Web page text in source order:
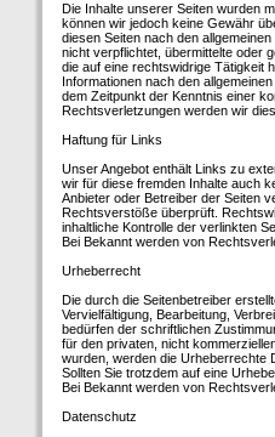
Die Inhalte unserer Seiten wurden
können wir jedoch keine Gewähr
diesen Seiten nach den
nicht verpflichtet, übermittelte oder
die auf eine rechtswidrige Tätigkeit
Informationen nach den
dem Zeitpunkt der Kenntnis einer
Rechtsverletzungen werden wir
Haftung für Links
Unser Angebot enthält Links zu
wir für diese fremden Inhalte auch
Anbieter oder Betreiber der Seiten
Rechtsverstöße überprüft.
inhaltliche Kontrolle der verlinkten
Bei Bekannt werden von
Urheberrecht
Die durch die Seitenbetreiber
Vervielfältigung, Bearbeitung,
bedürfen der schriftlichen
für den privaten, nicht
wurden, werden die Urheberrechte
Sollten Sie trotzdem auf eine
Bei Bekannt werden von
Datenschutz